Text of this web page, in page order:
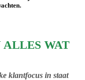
WAT
klantfocus in staat